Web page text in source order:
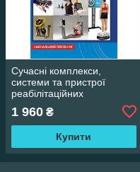
Сучасні комплекси,
системи та пристрої
реабілітаційних
Попадюха Ю. А.
1 960 ₴
Купити